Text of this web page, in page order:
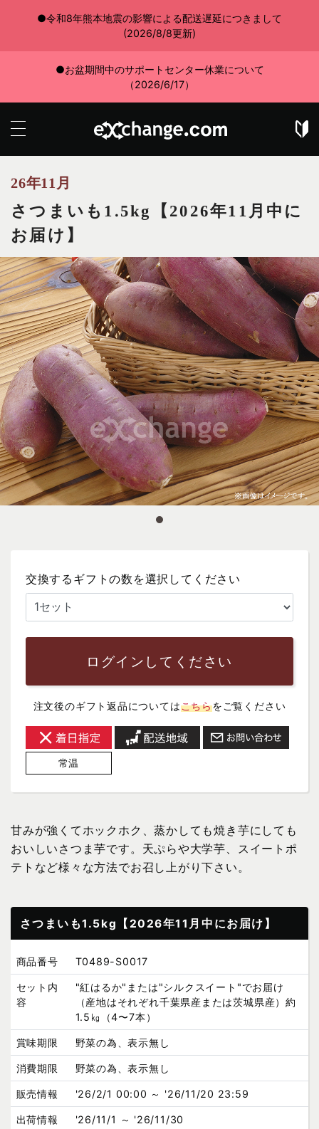
●令和8年熊本地震の影響による配送遅延につきまして
(2026/8/8更新)
●お盆期間中のサポートセンター休業について
（2026/6/17）
26年11月
さつまいも1.5kg【2026年11月中に
お届け】
交換するギフトの数を選択してください
ログインしてください
注文後のギフト返品についてはこちらをご覧ください
常温
甘みが強くてホックホク、蒸かしても焼き芋にしても
おいしいさつま芋です。天ぷらや大学芋、スイートポ
テトなど様々な方法でお召し上がり下さい。
さつまいも1.5kg【2026年11月中にお届け】
商品番号 T0489-S0017
セット内
容
"紅はるか"または"シルクスイート"でお届け
（産地はそれぞれ千葉県産または茨城県産）約
1.5㎏（4〜7本）
賞味期限 野菜の為、表示無し
消費期限 野菜の為、表示無し
販売情報 '26/2/1 00:00 ～ '26/11/20 23:59
出荷情報 '26/11/1 ～ '26/11/30